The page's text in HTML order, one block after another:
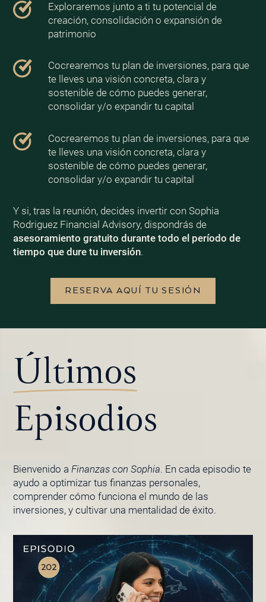
Exploraremos junto a ti tu potencial de
creación, consolidación o expansión de
patrimonio
Cocrearemos tu plan de inversiones, para que
te lleves una visión concreta, clara y
sostenible de cómo puedes generar,
consolidar y/o expandir tu capital
Cocrearemos tu plan de inversiones, para que
te lleves una visión concreta, clara y
sostenible de cómo puedes generar,
consolidar y/o expandir tu capital
Y si, tras la reunión, decides invertir con Sophia
Rodriguez Financial Advisory, dispondrás de
asesoramiento gratuito durante todo el período de
tiempo que dure tu inversión.
RESERVA AQUÍ TU SESIÓN
Últimos
Episodios
Bienvenido a Finanzas con Sophia. En cada episodio te
ayudo a optimizar tus finanzas personales,
comprender cómo funciona el mundo de las
inversiones, y cultivar una mentalidad de éxito.
PÁGINA
PÁGINA
PÁGINAPÁGINA